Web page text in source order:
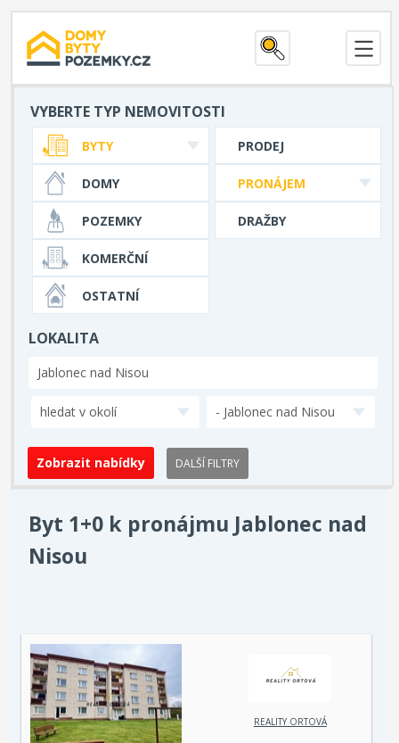
VYBERTE TYP NEMOVITOSTI
PRODEJ
PRONÁJEM
DRAŽBY
BYTY
DOMY
POZEMKY
KOMERČNÍ
OSTATNÍ
LOKALITA
hledat v okolí - Jablonec nad Nisou
DALŠÍ FILTRY
Byt 1+0 k pronájmu Jablonec nad
Nisou
REALITY ORTOVÁ